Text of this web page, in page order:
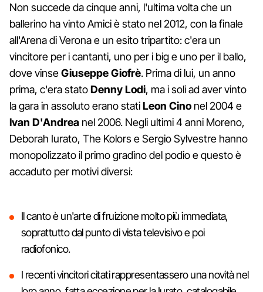
Non succede da cinque anni, l'ultima volta che un
ballerino ha vinto Amici è stato nel 2012, con la finale
all'Arena di Verona e un esito tripartito: c'era un
vincitore per i cantanti, uno per i big e uno per il ballo,
dove vinseGiuseppe Giofrè. Prima di lui, un anno
prima, c'era statoDenny Lodi, ma i soli ad aver vinto
la gara in assoluto erano statiLeon Cino nel 2004 e
Ivan D'Andrea nel 2006. Negli ultimi 4 anni Moreno,
Deborah Iurato, The Kolors e Sergio Sylvestre hanno
monopolizzato il primo gradino del podio e questo è
accaduto per motivi diversi:
Il canto è un'arte di fruizione molto più immediata,
soprattutto dal punto di vista televisivo e poi
radiofonico.
I recenti vincitori citati rappresentassero una novità nel